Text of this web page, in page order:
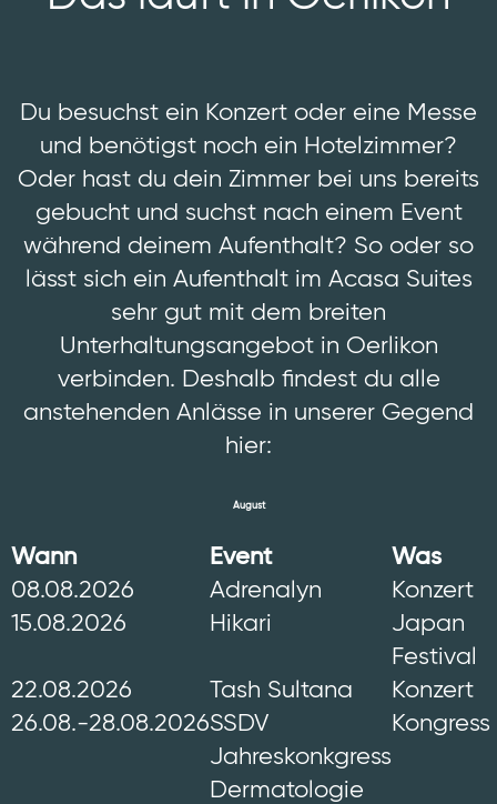
Du besuchst ein Konzert oder eine Messe
und benötigst noch ein Hotelzimmer?
Oder hast du dein Zimmer bei uns bereits
gebucht und suchst nach einem Event
während deinem Aufenthalt? So oder so
lässt sich ein Aufenthalt im Acasa Suites
sehr gut mit dem breiten
Unterhaltungsangebot in Oerlikon
verbinden. Deshalb findest du alle
anstehenden Anlässe in unserer Gegend
hier:
August
Wann Event
Was
08.08.2026
Adrenalyn
Konzert
15.08.2026
Hikari
Japan
Festival
22.08.2026
Tash Sultana
Konzert
26.08.-28.08.2026SSDV
Jahreskonkgress
Dermatologie
Kongress